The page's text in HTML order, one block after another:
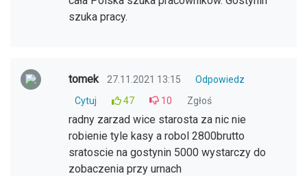
szuka pracy.
tomek 27.11.2021 13:15
Odpowiedz
Cytuj
47 10 Zgłoś
radny zarzad wice starosta za nic nie
robienie tyle kasy a robol 2800brutto
sratoscie na gostynin 5000 wystarczy do
zobaczenia przy urnach